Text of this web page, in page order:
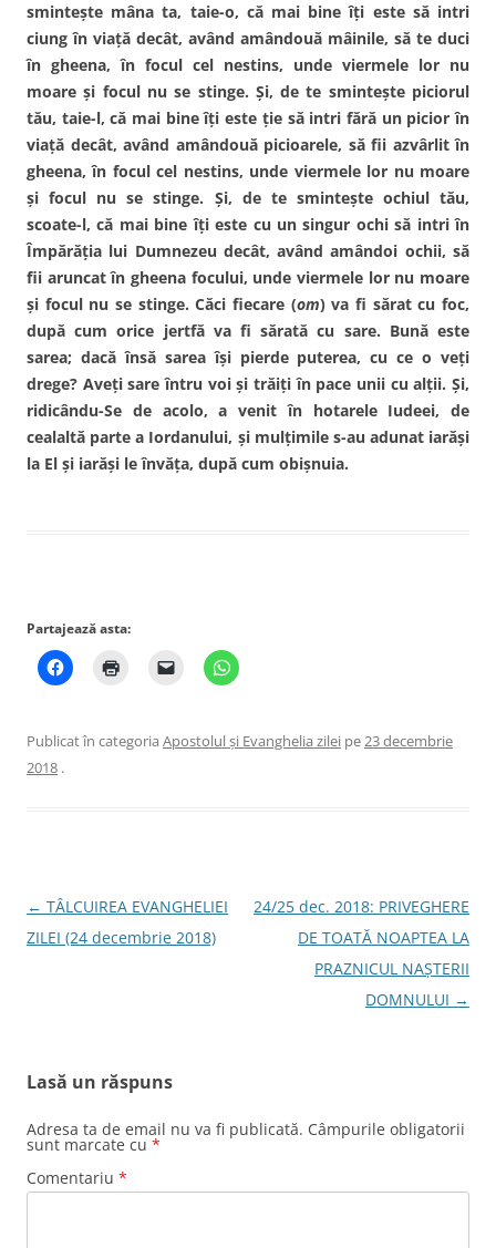
sminteşte mâna ta, taie-o, că mai bine îţi este să intri
ciung în viaţă decât, având amândouă mâinile, să te duci
în gheena, în focul cel nestins, unde viermele lor nu
moare şi focul nu se stinge. Şi, de te sminteşte piciorul
tău, taie-l, că mai bine îţi este ţie să intri fără un picior în
viaţă decât, având amândouă picioarele, să fii azvârlit în
gheena, în focul cel nestins, unde viermele lor nu moare
şi focul nu se stinge. Şi, de te sminteşte ochiul tău,
scoate-l, că mai bine îți este cu un singur ochi să intri în
Împărăţia lui Dumnezeu decât, având amândoi ochii, să
fii aruncat în gheena focului, unde viermele lor nu moare
şi focul nu se stinge. Căci fiecare (om) va fi sărat cu foc,
după cum orice jertfă va fi sărată cu sare. Bună este
sarea; dacă însă sarea îşi pierde puterea, cu ce o veţi
drege? Aveţi sare întru voi şi trăiţi în pace unii cu alţii. Şi,
ridicându-Se de acolo, a venit în hotarele Iudeei, de
cealaltă parte a Iordanului, şi mulţimile s-au adunat iarăşi
la El şi iarăşi le învăţa, după cum obişnuia.
Partajează asta:
Publicat în categoria Apostolul şi Evanghelia zilei pe23 decembrie
2018 .
Navigare
în
← TÂLCUIREA EVANGHELIEI
ZILEI (24 decembrie 2018)
24/25 dec. 2018: PRIVEGHERE
DE TOATĂ NOAPTEA LA
PRAZNICUL NAȘTERII
DOMNULUI →
Lasă un răspuns
Adresa ta de email nu va fi publicată. Câmpurile obligatorii
sunt marcate cu *
Comentariu *